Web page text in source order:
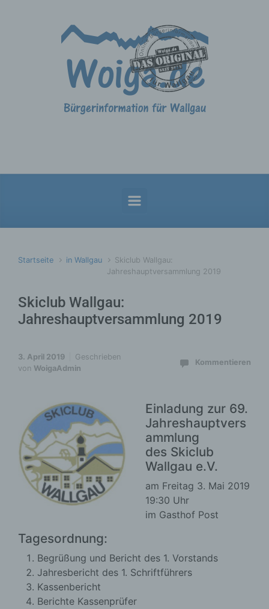
Startseite in Wallgau
Skiclub Wallgau:
Jahreshauptversammlung 2019
Skiclub Wallgau:
Jahreshauptversammlung 2019
3. April 2019
Geschrieben
von WoigaAdmin
Kommentieren
Einladung zur 69.
Jahreshauptvers
ammlung
des Skiclub
Wallgau e.V.
am Freitag 3. Mai 2019
19:30 Uhr
im Gasthof Post
Tagesordnung:
Begrüßung und Bericht des 1. Vorstands
Jahresbericht des 1. Schriftführers
Kassenbericht
Berichte Kassenprüfer